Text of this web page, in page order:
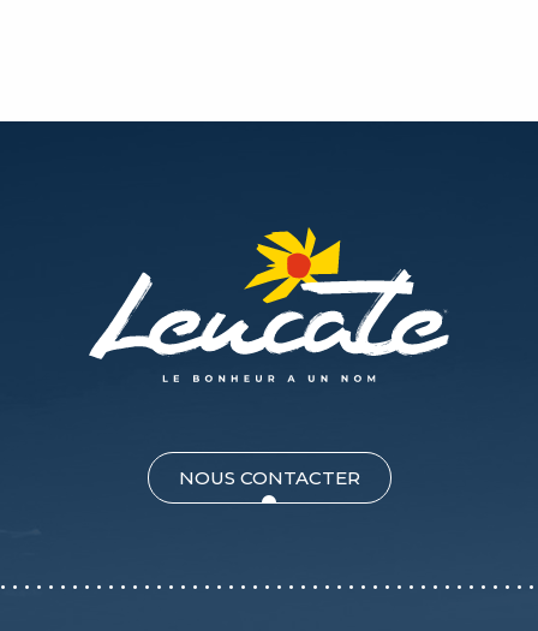
NOUS CONTACTER